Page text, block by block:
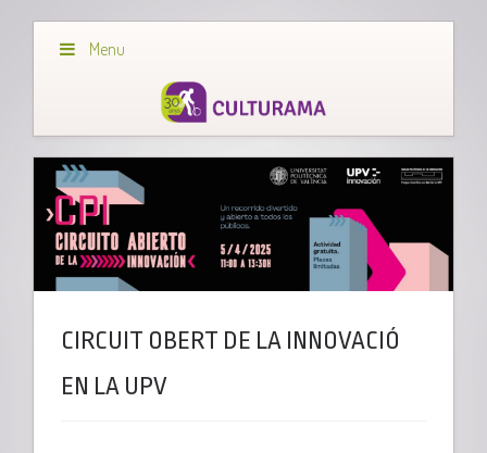
Menu
CIRCUIT OBERT DE LA INNOVACIÓ
EN LA UPV